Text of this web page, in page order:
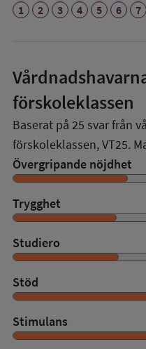
1
2 3 4 5 6 7
förskoleklassen
Baserat på 25 svar från
förskoleklassen,VT25.
Övergripande nöjdhet
Trygghet
Studiero
Stöd
Stimulans